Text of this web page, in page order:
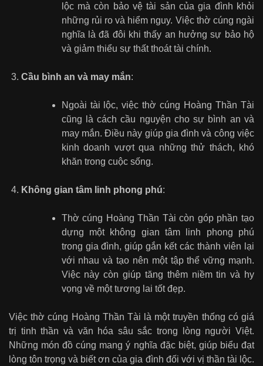
lộc mà còn bảo vệ tài sản của gia đình khỏi
những rủi ro và hiểm nguy. Việc thờ cúng ngài
nghĩa là đã đôi khi thấy an hưởng sự bảo hộ
và giảm thiểu sự thất thoát tài chính.
Cầu bình an và may mắn:
Ngoài tài lộc, việc thờ cúng Hoàng Thần Tài
cũng là cách cầu nguyện cho sự bình an và
may mắn. Điều này giúp gia đình và công việc
kinh doanh vượt qua những thử thách, khó
khăn trong cuộc sống.
Không gian tâm linh phong phú:
Thờ cúng Hoàng Thần Tài còn góp phần tạo
dựng một không gian tâm linh phong phú
trong gia đình, giúp gắn kết các thành viên lại
với nhau và tạo nên một tập thể vững mạnh.
Việc này còn giúp tăng thêm niềm tin và hy
vọng về một tương lai tốt đẹp.
Việc thờ cúng Hoàng Thần Tài là một truyền thống có giá
trị tinh thần và văn hóa sâu sắc trong lòng người Việt.
Những món đồ cúng mang ý nghĩa đặc biệt, giúp biểu đạt
lòng tôn trọng và biết ơn của gia đình đối với vị thần tài lộc.